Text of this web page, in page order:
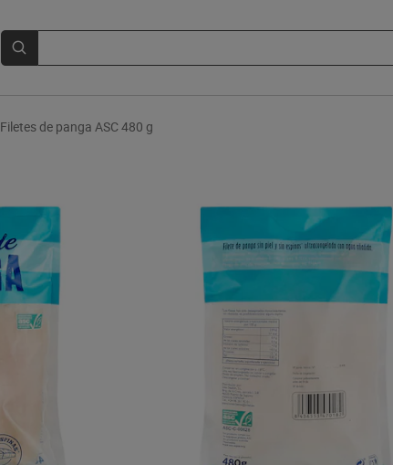
Filetes de panga ASC 480 g